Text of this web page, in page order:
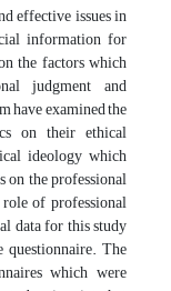
effective issues in
information for
the factors which
judgment and
have examined the
on their ethical
ideology which
the professional
of professional
data for this study
questionnaire. The
which were